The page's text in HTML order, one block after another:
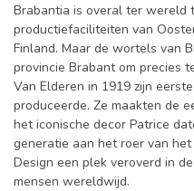
Brabantia is overal ter wereld
productiefaciliteiten van
Finland. Maar de wortels van
provincie Brabant om precies
Van Elderen in 1919 zijn
produceerde. Ze maakten de
het iconische decor Patrice
generatie aan het roer van
Design een plek veroverd in
mensen wereldwijd.